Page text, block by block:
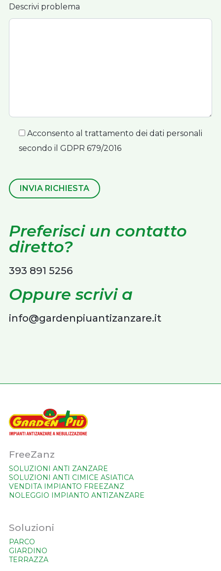
Descrivi problema
Acconsento al trattamento dei dati personali
secondo il GDPR 679/2016
INVIA RICHIESTA
Preferisci un contatto
diretto?
393 891 5256
Oppure scrivi a
info@gardenpiuantizanzare.it
FreeZanz
SOLUZIONI ANTI ZANZARE
SOLUZIONI ANTI CIMICE ASIATICA
VENDITA IMPIANTO FREEZANZ
NOLEGGIO IMPIANTO ANTIZANZARE
Soluzioni
PARCO
GIARDINO
TERRAZZA